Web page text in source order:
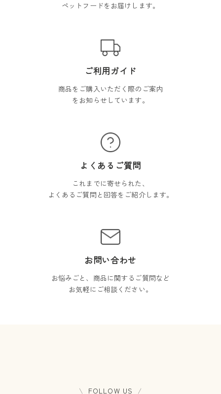
ペットフードをお届けします。
ご利用ガイド
商品をご購入いただく際のご案内
をお知らせしています。
よくあるご質問
これまでに寄せられた、
よくあるご質問と回答をご紹介します。
お問い合わせ
お悩みごと、商品に関するご質問など
お気軽にご相談ください。
FOLLOW US